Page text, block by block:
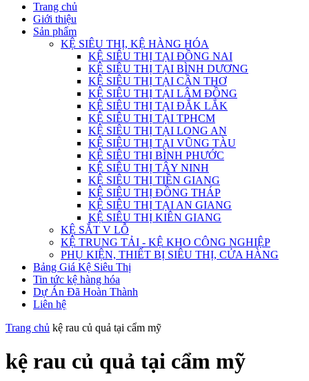
Trang chủ
Giới thiệu
Sản phẩm
KỆ SIÊU THỊ, KỆ HÀNG HÓA
KỆ SIÊU THỊ TẠI ĐỒNG NAI
KỆ SIÊU THỊ TẠI BÌNH DƯƠNG
KỆ SIÊU THỊ TẠI CẦN THƠ
KỆ SIÊU THỊ TẠI LÂM ĐỒNG
KỆ SIÊU THỊ TẠI ĐẮK LẮK
KỆ SIÊU THỊ TẠI TPHCM
KỆ SIÊU THỊ TẠI LONG AN
KỆ SIÊU THỊ TẠI VŨNG TÀU
KỆ SIÊU THỊ BÌNH PHƯỚC
KỆ SIÊU THỊ TÂY NINH
KỆ SIÊU THỊ TIỀN GIANG
KỆ SIÊU THỊ ĐỒNG THÁP
KỆ SIÊU THỊ TẠI AN GIANG
KỆ SIÊU THỊ KIÊN GIANG
KỆ SẮT V LỖ
KỆ TRUNG TẢI - KỆ KHO CÔNG NGHIỆP
PHỤ KIỆN, THIẾT BỊ SIÊU THỊ, CỬA HÀNG
Bảng Giá Kệ Siêu Thị
Tin tức kệ hàng hóa
Dự Án Đã Hoàn Thành
Liên hệ
Trang chủ kệ rau củ quả tại cẩm mỹ
kệ rau củ quả tại cẩm mỹ